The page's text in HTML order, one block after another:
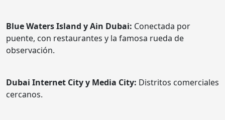
Blue Waters Island y Ain Dubai: Conectada por
puente, con restaurantes y la famosa rueda de
observación.
Dubai Internet City y Media City: Distritos comerciales
cercanos.